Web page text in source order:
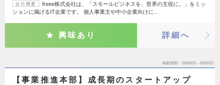
会社概要
freee株式会社は、「スモールビジネスを、世界の主役に。」をミッ
ションに掲げるIT企業です。 個人事業主や中小企業向けに…
興味あり 詳細へ
掲載期間 26/08/05～26/08/23
【事業推進本部】成長期のスタートアップ